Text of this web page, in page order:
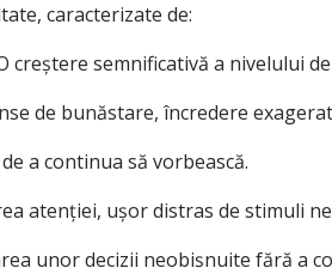
caracterizate de:
semnificativă a nivelului
de bunăstare, încredere
a continua să vorbească.
atenției, ușor distras de stimuli
unor decizii neobișnuite fără a